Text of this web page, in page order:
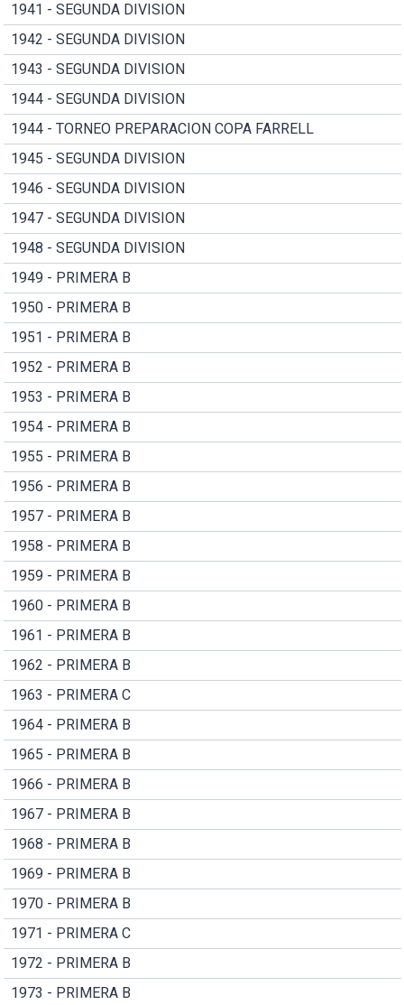
1941 - SEGUNDA DIVISION
1942 - SEGUNDA DIVISION
1943 - SEGUNDA DIVISION
1944 - SEGUNDA DIVISION
1944 - TORNEO PREPARACION COPA FARRELL
1945 - SEGUNDA DIVISION
1946 - SEGUNDA DIVISION
1947 - SEGUNDA DIVISION
1948 - SEGUNDA DIVISION
1949 - PRIMERA B
1950 - PRIMERA B
1951 - PRIMERA B
1952 - PRIMERA B
1953 - PRIMERA B
1954 - PRIMERA B
1955 - PRIMERA B
1956 - PRIMERA B
1957 - PRIMERA B
1958 - PRIMERA B
1959 - PRIMERA B
1960 - PRIMERA B
1961 - PRIMERA B
1962 - PRIMERA B
1963 - PRIMERA C
1964 - PRIMERA B
1965 - PRIMERA B
1966 - PRIMERA B
1967 - PRIMERA B
1968 - PRIMERA B
1969 - PRIMERA B
1970 - PRIMERA B
1971 - PRIMERA C
1972 - PRIMERA B
1973 - PRIMERA B